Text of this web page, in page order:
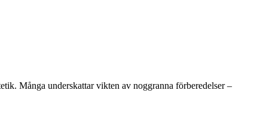
Många underskattar vikten av noggranna förberedelser –